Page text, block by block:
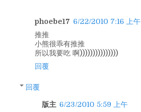
phoebe17 6/22/2010 7:16 上午
推推
小熊很乖有推推
所以我要吃 啊)))))))))))))))
回覆
回覆
版主 6/23/2010 5:59 上午